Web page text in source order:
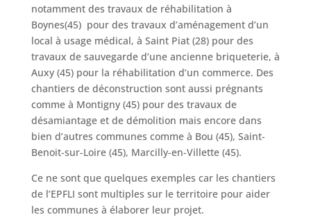
notamment des travaux de réhabilitation à
Boynes(45) pour des travaux d’aménagement d’un
local à usage médical, à Saint Piat (28) pour des
travaux de sauvegarde d’une ancienne briqueterie, à
Auxy (45) pour la réhabilitation d’un commerce. Des
chantiers de déconstruction sont aussi prégnants
comme à Montigny (45) pour des travaux de
désamiantage et de démolition mais encore dans
bien d’autres communes comme à Bou (45), Saint-
Benoit-sur-Loire (45), Marcilly-en-Villette (45).
Ce ne sont que quelques exemples car les chantiers
de l’EPFLI sont multiples sur le territoire pour aider
les communes à élaborer leur projet.